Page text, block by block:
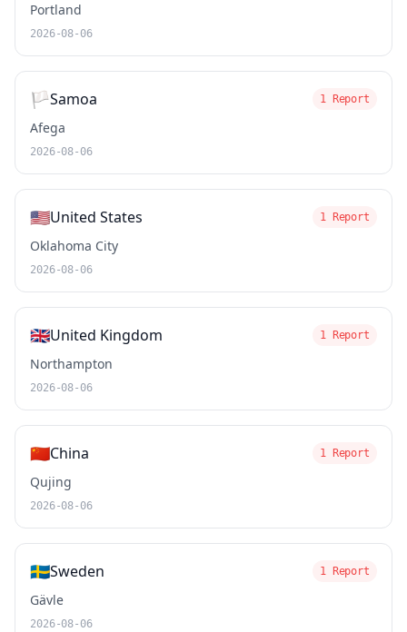
Portland
2026-08-06
🏳️Samoa 1 Report
Afega
2026-08-06
🇺🇸United States 1 Report
Oklahoma City
2026-08-06
🇬🇧United Kingdom 1 Report
Northampton
2026-08-06
🇨🇳China 1 Report
Qujing
2026-08-06
🇸🇪Sweden 1 Report
Gävle
2026-08-06